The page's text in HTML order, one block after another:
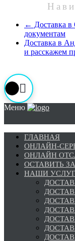
← Доставка
документам
Доставка в
и расскажем
Меню
ГЛАВНАЯ
ОНЛАЙН-
ОНЛАЙН
ОСТАВИТЬ
НАШИ